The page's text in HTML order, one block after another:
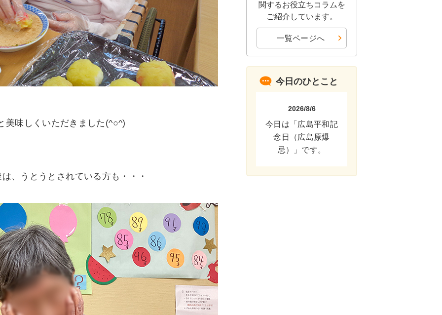
美味しくいただきました(^○^)
、うとうとされている方も・・・
関するお役立ちコラムを
ご紹介しています。
一覧ページへ
今日のひとこと
2026/8/6
今日は「広島平和記
念日（広島原爆
忌）」です。